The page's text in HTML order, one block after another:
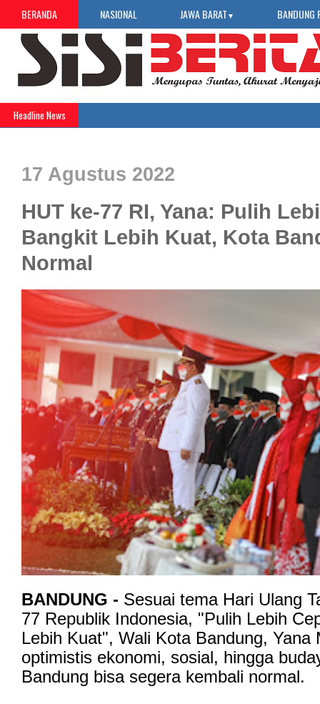
BERANDA NASIONAL JAWA BARAT ▼ BANDUNG
Headline News
17 Agustus 2022
HUT ke-77 RI, Yana: Pulih
Bangkit Lebih Kuat, Kota
Normal
BANDUNG - Sesuai tema Hari Ulang
77 Republik Indonesia, "Pulih Lebih
Lebih Kuat", Wali Kota Bandung, Yana
optimistis ekonomi, sosial, hingga
Bandung bisa segera kembali normal.